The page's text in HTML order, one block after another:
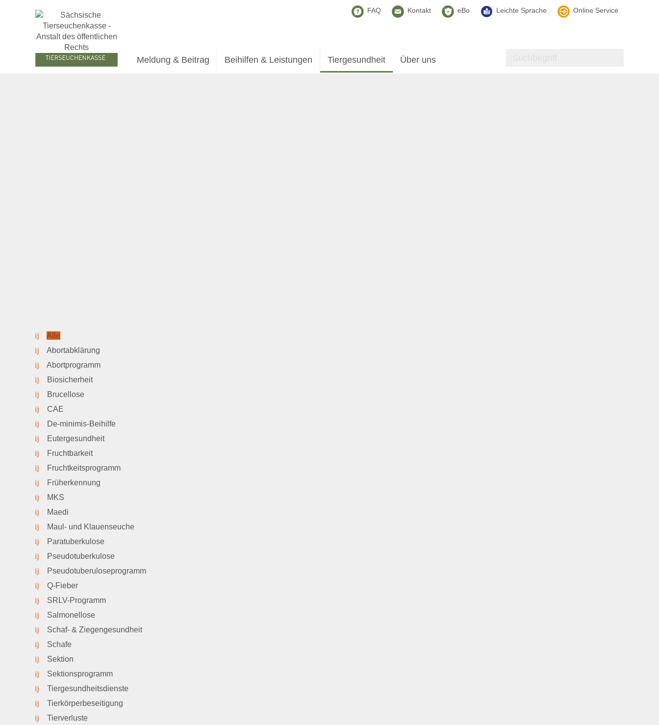
FAQ Kontakt eBo Leichte Sprache Online Service
Meldung & Beitrag Beihilfen & Leistungen Tiergesundheit Über uns
Alle
Abortabklärung
Abortprogramm
Biosicherheit
Brucellose
CAE
De-minimis-Beihilfe
Eutergesundheit
Fruchtbarkeit
Fruchtkeitsprogramm
Früherkennung
MKS
Maedi
Maul- und Klauenseuche
Paratuberkulose
Pseudotuberkulose
Pseudotuberuloseprogramm
Q-Fieber
SRLV-Programm
Salmonellose
Schaf- & Ziegengesundheit
Schafe
Sektion
Sektionsprogramm
Tiergesundheitsdienste
Tierkörperbeseitigung
Tierverluste